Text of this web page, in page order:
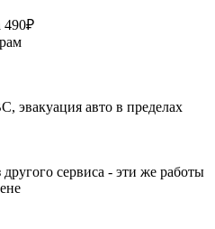
490₽
эвакуация авто в пределах
сервиса - эти же работы